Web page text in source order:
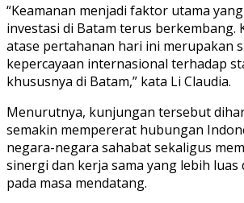
“Keamanan menjadi faktor utama
investasi di Batam terus berkembang.
atase pertahanan hari ini merupakan
kepercayaan internasional terhadap
khususnya di Batam,” kata Li Claudia.
Menurutnya, kunjungan tersebut
semakin mempererat hubungan
negara-negara sahabat sekaligus
sinergi dan kerja sama yang lebih
pada masa mendatang.